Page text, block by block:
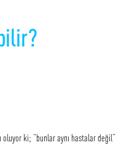
ki; “bunlar aynı hastalar değil” ,